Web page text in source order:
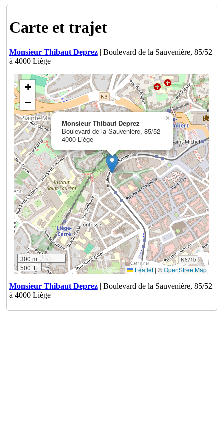
Carte et trajet
Monsieur Thibaut Deprez| Boulevard de la Sauvenière, 85/52
à 4000 Liège
Monsieur Thibaut Deprez
Boulevard de la Sauvenière, 85/52
4000 Liège
×
+
−
300 m
500 ft
Leaflet | ©OpenStreetMap
Monsieur Thibaut Deprez| Boulevard de la Sauvenière, 85/52
à 4000 Liège